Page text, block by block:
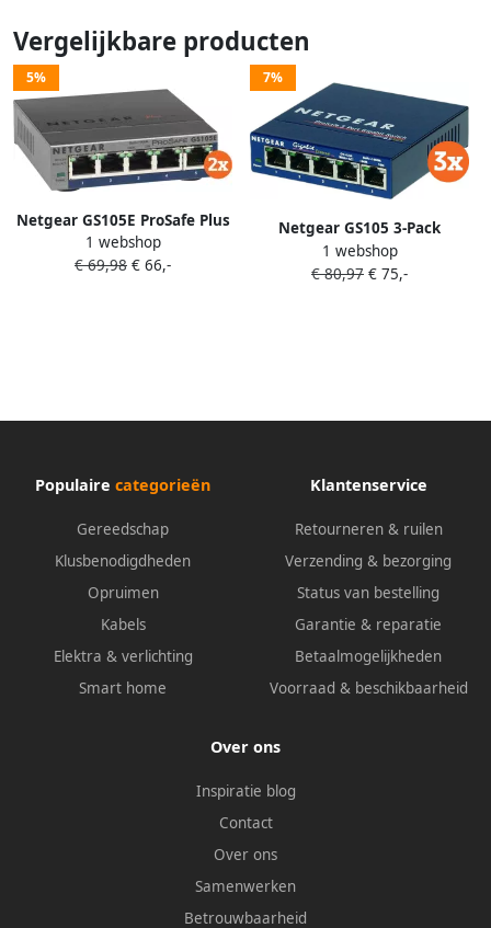
Vergelijkbare producten
5%
Netgear GS105E ProSafe Plus
Duo Pack
1 webshop
€ 69,98 € 66,-
7%
Netgear GS105 3-Pack
1 webshop
€ 80,97 € 75,-
Populaire categorieën
Gereedschap
Klusbenodigdheden
Opruimen
Kabels
Elektra & verlichting
Smart home
Klantenservice
Retourneren & ruilen
Verzending & bezorging
Status van bestelling
Garantie & reparatie
Betaalmogelijkheden
Voorraad & beschikbaarheid
Over ons
Inspiratie blog
Contact
Over ons
Samenwerken
Betrouwbaarheid